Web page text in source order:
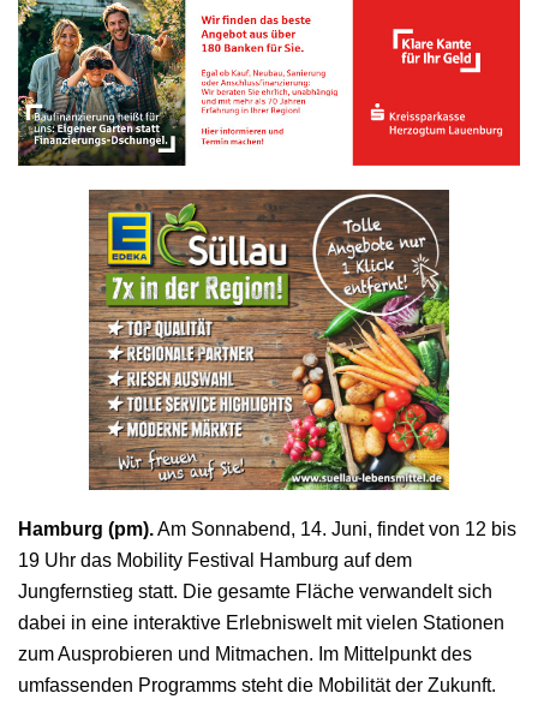
Hamburg (pm).Am Sonnabend, 14. Juni, findet von 12 bis
19 Uhr das Mobility Festival Hamburg auf dem
Jungfernstieg statt. Die gesamte Fläche verwandelt sich
dabei in eine interaktive Erlebniswelt mit vielen Stationen
zum Ausprobieren und Mitmachen. Im Mittelpunkt des
umfassenden Programms steht die Mobilität der Zukunft.